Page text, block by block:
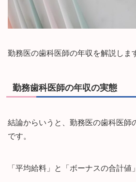
勤務医の歯科医師の年収を解説しま
勤務歯科医師の年収の実態
結論からいうと、勤務医の歯科医師
です。
「平均給料」と「ボーナスの合計値